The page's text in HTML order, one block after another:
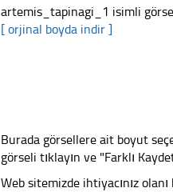
artemis_tapinagi_1 isimli
[ orjinal boyda indir ]
Burada görsellere ait boyut
görseli tıklayın ve "Farklı
Web sitemizde ihtiyacınız